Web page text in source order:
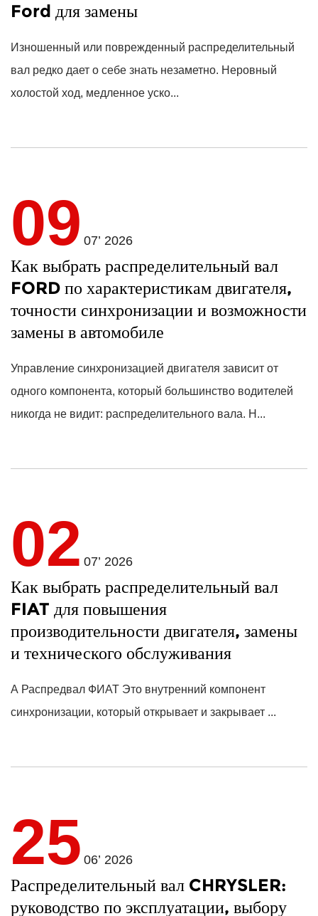
Ford для замены
Изношенный или поврежденный распределительный
вал редко дает о себе знать незаметно. Неровный
холостой ход, медленное уско...
09 07’ 2026
Как выбрать распределительный вал
FORD по характеристикам двигателя,
точности синхронизации и возможности
замены в автомобиле
Управление синхронизацией двигателя зависит от
одного компонента, который большинство водителей
никогда не видит: распределительного вала. Н...
02 07’ 2026
Как выбрать распределительный вал
FIAT для повышения
производительности двигателя, замены
и технического обслуживания
A Распредвал ФИАТ Это внутренний компонент
синхронизации, который открывает и закрывает ...
25 06’ 2026
Распределительный вал CHRYSLER:
руководство по эксплуатации, выбору